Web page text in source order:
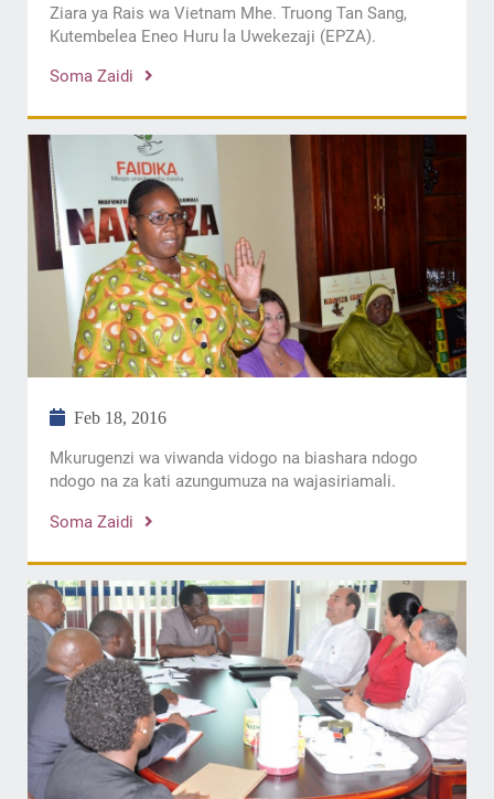
Ziara ya Rais wa Vietnam Mhe. Truong Tan Sang,
Kutembelea Eneo Huru la Uwekezaji (EPZA).
Soma Zaidi
Feb 18, 2016
Mkurugenzi wa viwanda vidogo na biashara ndogo
ndogo na za kati azungumuza na wajasiriamali.
Soma Zaidi